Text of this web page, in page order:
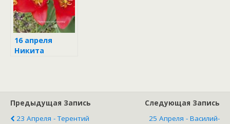
16 апреля
Никита
Предыдущая Запись
23 Апреля - Терентий
Следующая Запись
25 Апреля - Василий-